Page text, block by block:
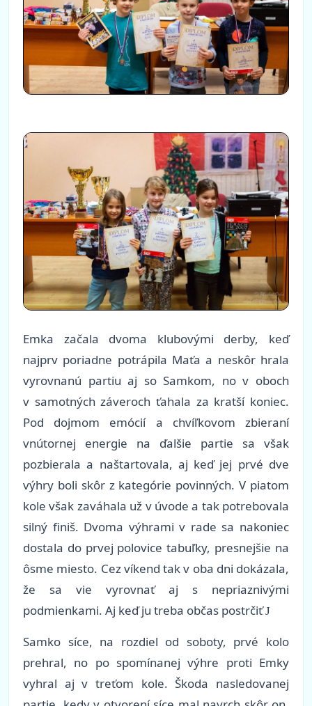
Emka začala dvoma klubovými derby, keď
najprv poriadne potrápila Maťa a neskôr hrala
vyrovnanú partiu aj so Samkom, no v oboch
v samotných záveroch ťahala za kratší koniec.
Pod dojmom emócií a chvíľkovom zbieraní
vnútornej energie na ďalšie partie sa však
pozbierala a naštartovala, aj keď jej prvé dve
výhry boli skôr z kategórie povinných. V piatom
kole však zaváhala už v úvode a tak potrebovala
silný finiš. Dvoma výhrami v rade sa nakoniec
dostala do prvej polovice tabuľky, presnejšie na
ôsme miesto. Cez víkend tak v oba dni dokázala,
že sa vie vyrovnať aj s nepriaznivými
podmienkami. Aj keď ju treba občas postrčiťJ
Samko síce, na rozdiel od soboty, prvé kolo
prehral, no po spomínanej výhre proti Emky
vyhral aj v treťom kole. Škoda nasledovanej